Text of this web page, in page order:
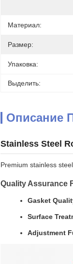
Материал:
Размер:
Упаковка:
Выделить:
Описание
Stainless Steel
Premium stainless
Quality Assurance
Gasket
Surface
Adjustment